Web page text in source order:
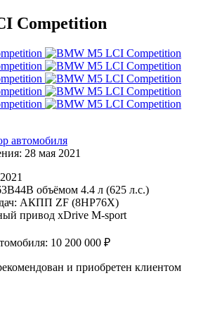
Competition
автомобиля
28 мая 2021
2021
объёмом 4.4 л (625 л.с.)
АКПП ZF (8HP76X)
привод xDrive M-sport
10 200 000 ₽
и приобретен клиентом